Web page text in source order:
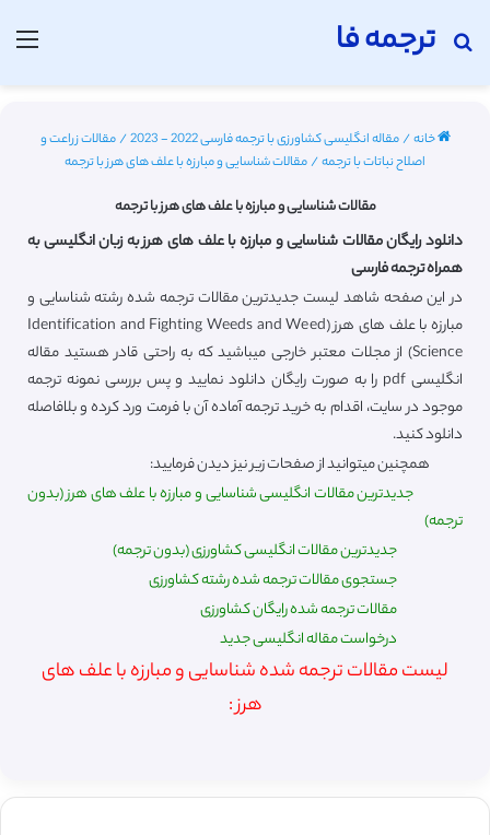
ترجمه فا
جستجو برای
خانه/مقاله انگلیسی کشاورزی با ترجمه فارسی 2022 - 2023 /مقالات زراعت و
اصلاح نباتات با ترجمه/مقالات شناسایی و مبارزه با علف های هرز با ترجمه
مقالات شناسایی و مبارزه با علف های هرز با ترجمه
دانلود رایگان مقالات شناسایی و مبارزه با علف های هرز به زبان انگلیسی به
همراه ترجمه فارسی
در این صفحه شاهد لیست جدیدترین مقالات ترجمه شده رشته شناسایی و
مبارزه با علف های هرز (Identification and Fighting Weeds and Weed
Science) از مجلات معتبر خارجی میباشید که به راحتی قادر هستید مقاله
انگلیسی pdf را به صورت رایگان دانلود نمایید و پس بررسی نمونه ترجمه
موجود در سایت، اقدام به خرید ترجمه آماده آن با فرمت ورد کرده و بلافاصله
دانلود کنید.
همچنین میتوانید از صفحات زیر نیز دیدن فرمایید:
جدیدترین مقالات انگلیسی شناسایی و مبارزه با علف های هرز (بدون
ترجمه)
جدیدترین مقالات انگلیسی کشاورزی (بدون ترجمه)
جستجوی مقالات ترجمه شده رشته کشاورزی
مقالات ترجمه شده رایگان کشاورزی
درخواست مقاله انگلیسی جدید
لیست مقالات ترجمه شده شناسایی و مبارزه با علف های
هرز :